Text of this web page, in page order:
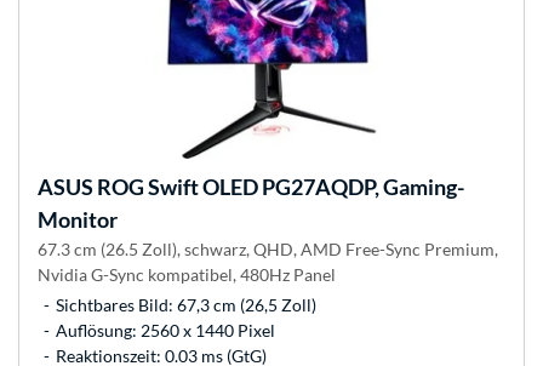
ASUS ROG Swift OLED PG27AQDP, Gaming-
Monitor
67.3 cm (26.5 Zoll), schwarz, QHD, AMD Free-Sync Premium,
Nvidia G-Sync kompatibel, 480Hz Panel
Sichtbares Bild: 67,3 cm (26,5 Zoll)
Auflösung: 2560 x 1440 Pixel
Reaktionszeit: 0.03 ms (GtG)